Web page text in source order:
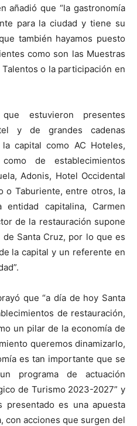
añadió que “la gastronomía
para la ciudad y tiene su
también hayamos puesto
como son las Muestras
o la participación en
estuvieron presentes
y de grandes cadenas
capital como AC Hoteles,
de establecimientos
Adonis, Hotel Occidental
o Taburiente, entre otros, la
capitalina, Carmen
de la restauración supone
Santa Cruz, por lo que es
la capital y un referente en
que “a día de hoy Santa
de restauración,
un pilar de la economía de
queremos dinamizarlo,
es tan importante que se
programa de actuación
de Turismo 2023-2027” y
presentado es una apuesta
con acciones que surgen del